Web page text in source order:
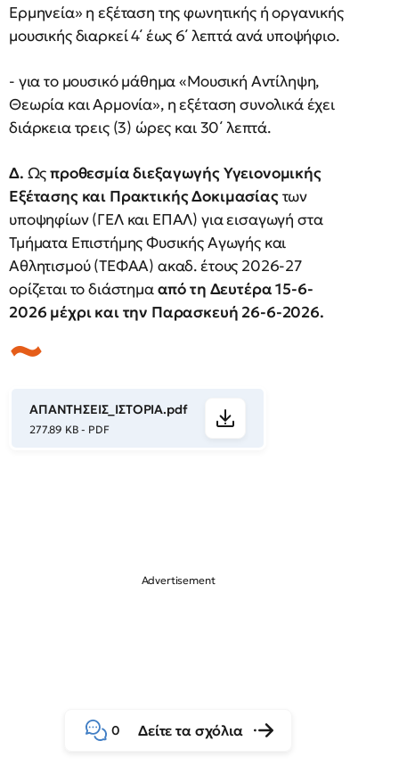
Ερμηνεία» η εξέταση της φωνητικής ή οργανικής
μουσικής διαρκεί 4΄ έως 6΄ λεπτά ανά υποψήφιο.
- για το μουσικό μάθημα «Μουσική Αντίληψη,
Θεωρία και Αρμονία», η εξέταση συνολικά έχει
διάρκεια τρεις (3) ώρες και 30΄ λεπτά.
Δ. Ωςπροθεσμία διεξαγωγής Υγειονομικής
Εξέτασης και Πρακτικής Δοκιμασίαςτων
υποψηφίων (ΓΕΛ και ΕΠΑΛ) για εισαγωγή στα
Τμήματα Επιστήμης Φυσικής Αγωγής και
Αθλητισμού (ΤΕΦΑΑ) ακαδ. έτους 2026-27
ορίζεται το διάστημααπό τη Δευτέρα 15-6-
2026 μέχρι και την Παρασκευή 26-6-2026.
ΑΠΑΝΤΗΣΕΙΣ_ΙΣΤΟΡΙΑ.pdf
277.89 KB - PDF
0 Δείτε τα σχόλια